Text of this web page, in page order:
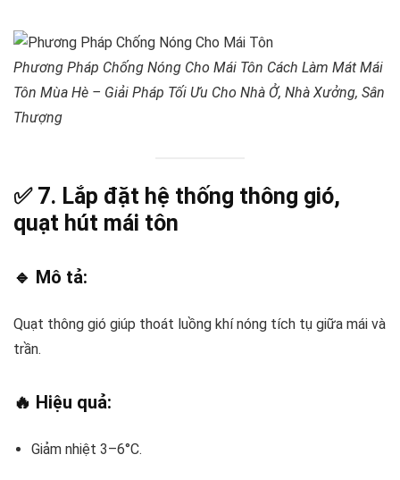
Phương Pháp Chống Nóng Cho Mái Tôn Cách Làm Mát Mái
Tôn Mùa Hè – Giải Pháp Tối Ưu Cho Nhà Ở, Nhà Xưởng, Sân
Thượng
✅ 7. Lắp đặt hệ thống thông gió,
quạt hút mái tôn
🔹 Mô tả:
Quạt thông gió giúp thoát luồng khí nóng tích tụ giữa mái và
trần.
🔥 Hiệu quả:
Giảm nhiệt 3–6°C.